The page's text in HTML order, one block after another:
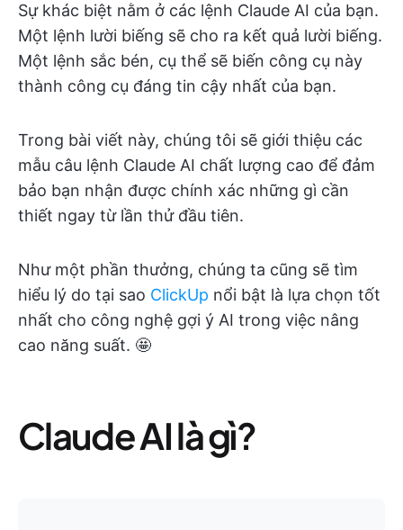
Sự khác biệt nằm ở các lệnh Claude AI của bạn.
Một lệnh lười biếng sẽ cho ra kết quả lười biếng.
Một lệnh sắc bén, cụ thể sẽ biến công cụ này
thành công cụ đáng tin cậy nhất của bạn.
Trong bài viết này, chúng tôi sẽ giới thiệu các
mẫu câu lệnh Claude AI chất lượng cao để đảm
bảo bạn nhận được chính xác những gì cần
thiết ngay từ lần thử đầu tiên.
Như một phần thưởng, chúng ta cũng sẽ tìm
hiểu lý do tại sao ClickUp nổi bật là lựa chọn tốt
nhất cho công nghệ gợi ý AI trong việc nâng
cao năng suất. 🤩
Claude AI là gì?